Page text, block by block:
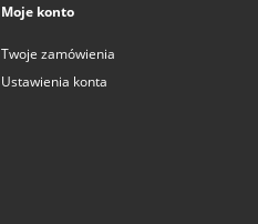
Moje konto
Twoje zamówienia
Ustawienia konta